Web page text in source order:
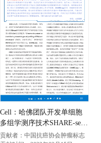
Cell：哈佛团队开发单细胞
多组学测序技术SHARE-seq
预测细胞命运
贡献者： 中国抗癌协会肿瘤标志